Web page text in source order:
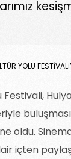
YOLU
oldu.
içten